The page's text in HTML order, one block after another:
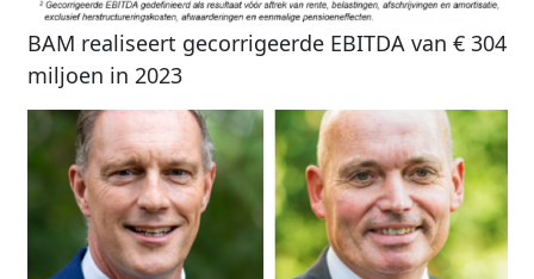
BAM realiseert gecorrigeerde EBITDA van € 304
miljoen in 2023